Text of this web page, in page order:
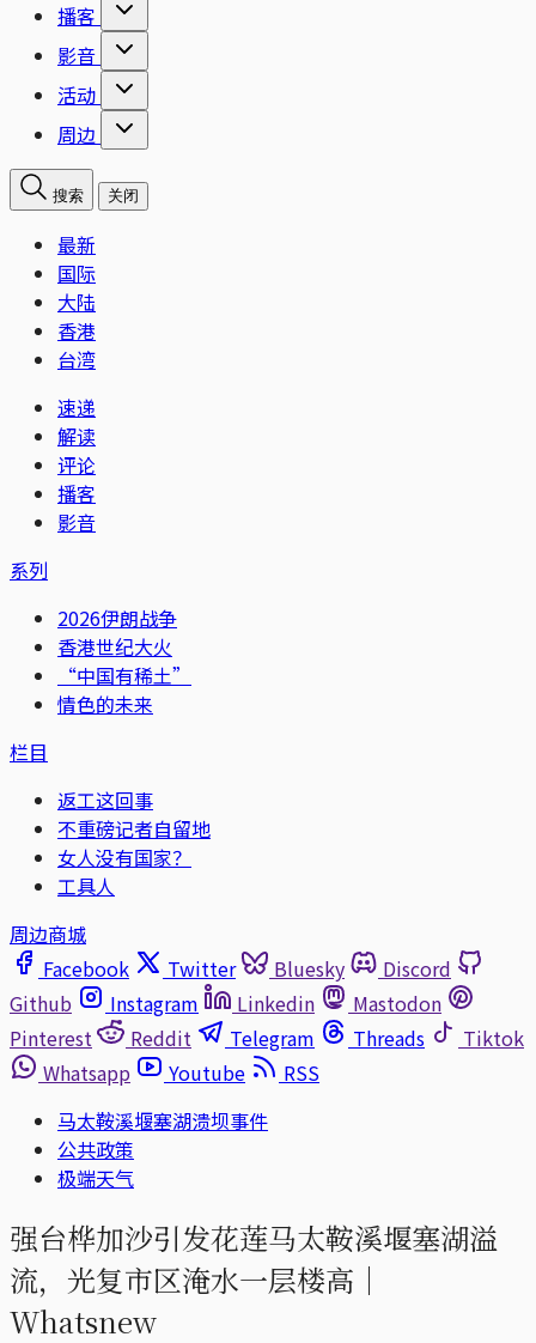
播客
影音
活动
周边
搜索 关闭
最新
国际
大陆
香港
台湾
速递
解读
评论
播客
影音
系列
2026伊朗战争
香港世纪大火
“中国有稀土”
情色的未来
栏目
返工这回事
不重磅记者自留地
女人没有国家？
工具人
周边商城
Facebook
Twitter Bluesky
Discord
Github
Instagram Linkedin
Mastodon
Pinterest
Reddit Telegram Threads
Tiktok
Whatsapp
Youtube
RSS
马太鞍溪堰塞湖溃坝事件
公共政策
极端天气
强台桦加沙引发花莲马太鞍溪堰塞湖溢
流，光复市区淹水一层楼高｜
Whatsnew